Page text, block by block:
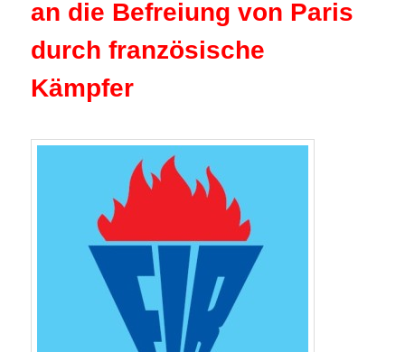
an die Befreiung von Paris
durch französische
Kämpfer